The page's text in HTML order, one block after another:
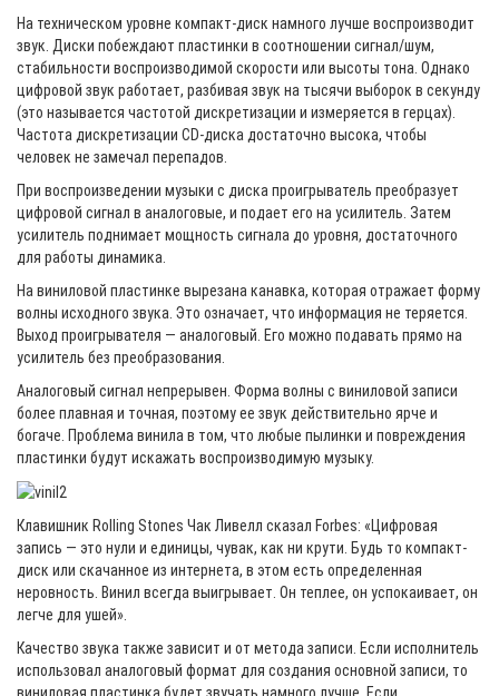
На техническом уровне компакт-диск намного лучше воспроизводит
звук. Диски побеждают пластинки в соотношении сигнал/шум,
стабильности воспроизводимой скорости или высоты тона. Однако
цифровой звук работает, разбивая звук на тысячи выборок в секунду
(это называется частотой дискретизации и измеряется в герцах).
Частота дискретизации CD-диска достаточно высока, чтобы
человек не замечал перепадов.
При воспроизведении музыки с диска проигрыватель преобразует
цифровой сигнал в аналоговые, и подает его на усилитель. Затем
усилитель поднимает мощность сигнала до уровня, достаточного
для работы динамика.
На виниловой пластинке вырезана канавка, которая отражает форму
волны исходного звука. Это означает, что информация не теряется.
Выход проигрывателя — аналоговый. Его можно подавать прямо на
усилитель без преобразования.
Аналоговый сигнал непрерывен. Форма волны с виниловой записи
более плавная и точная, поэтому ее звук действительно ярче и
богаче. Проблема винила в том, что любые пылинки и повреждения
пластинки будут искажать воспроизводимую музыку.
Клавишник Rolling Stones Чак Ливелл сказал Forbes: «Цифровая
запись — это нули и единицы, чувак, как ни крути. Будь то компакт-
диск или скачанное из интернета, в этом есть определенная
неровность. Винил всегда выигрывает. Он теплее, он успокаивает, он
легче для ушей».
Качество звука также зависит и от метода записи. Если исполнитель
использовал аналоговый формат для создания основной записи, то